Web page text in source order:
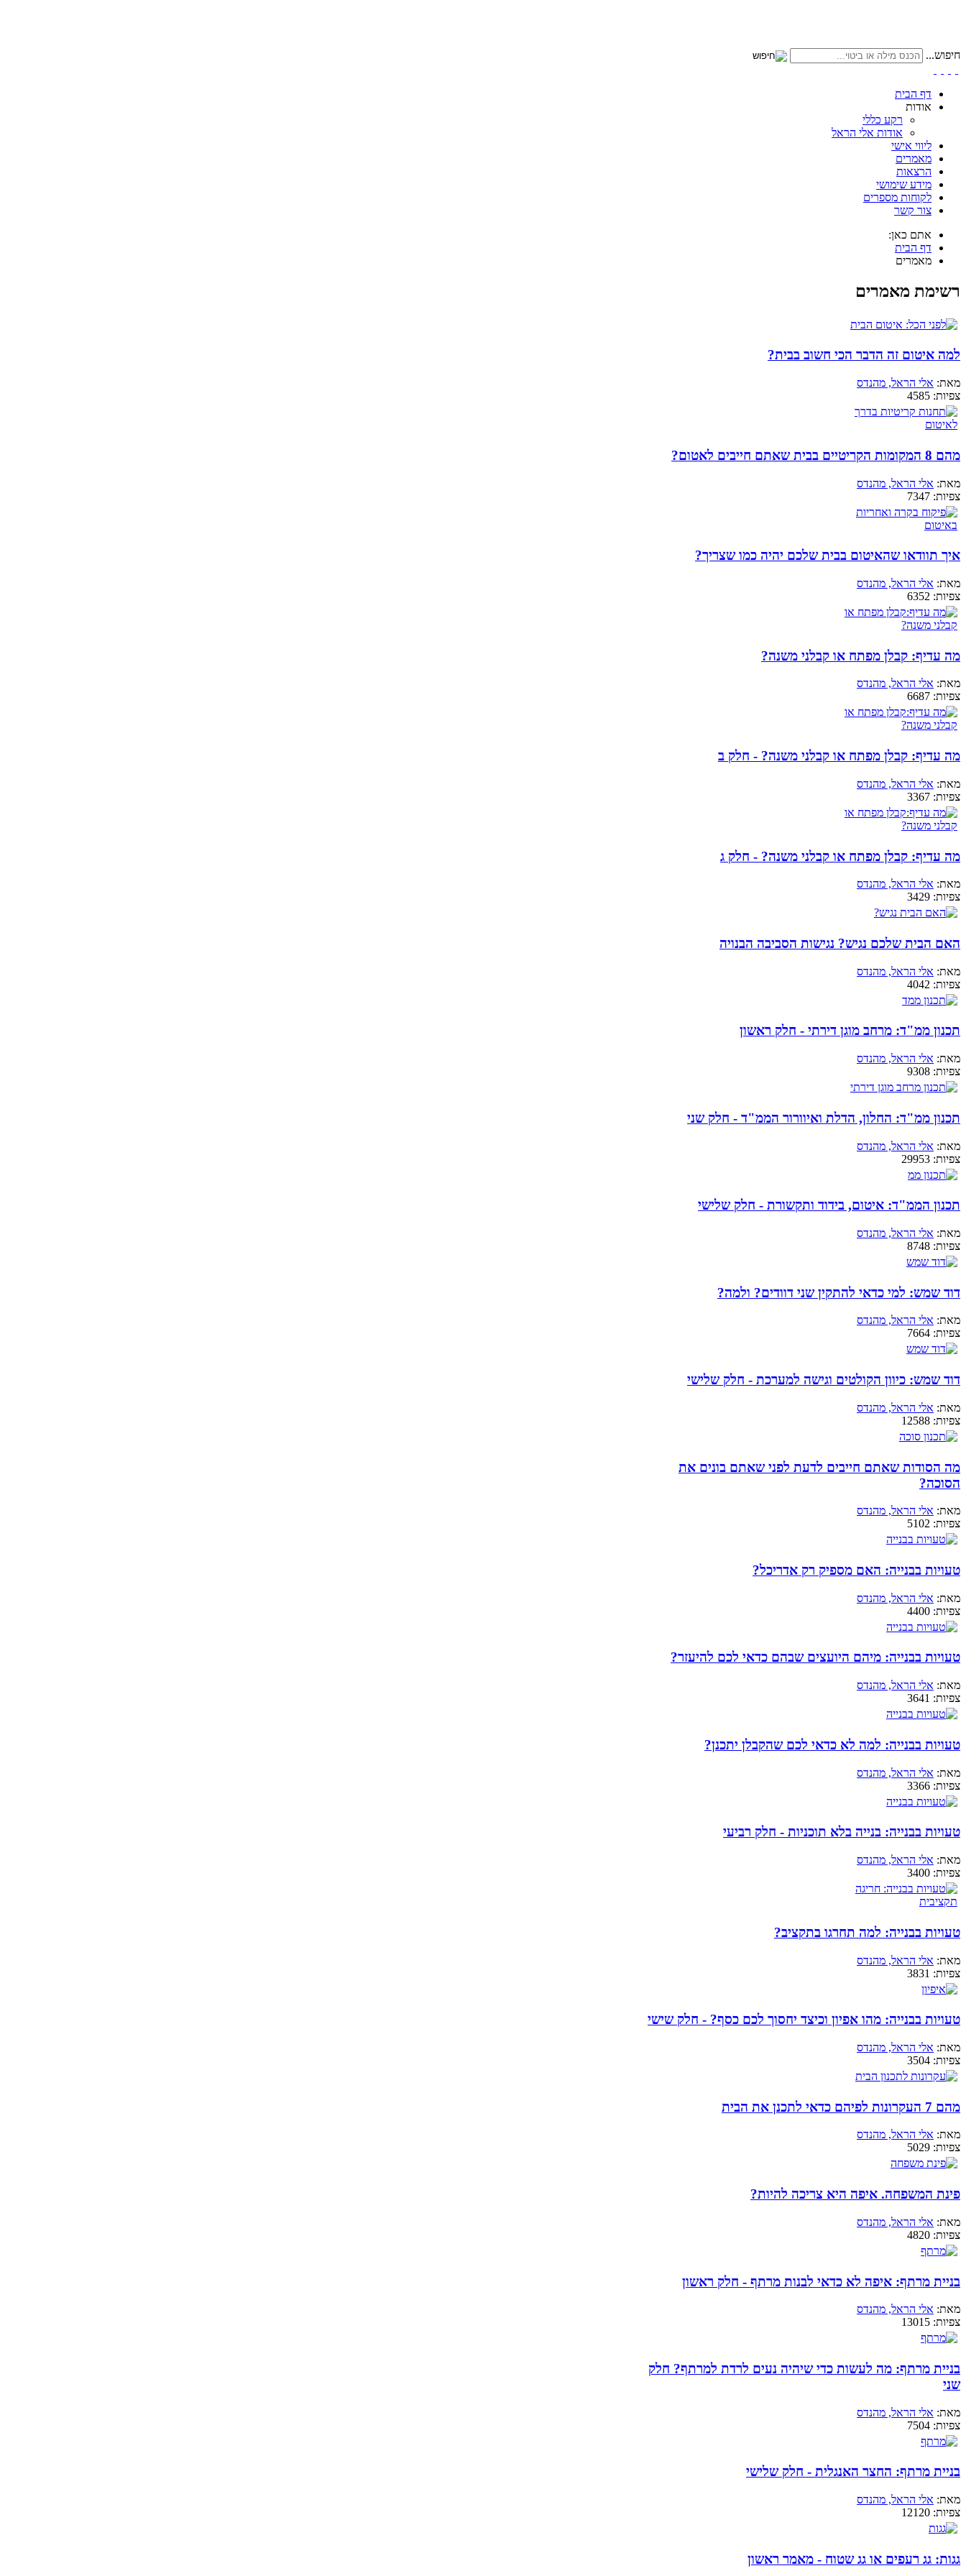
חיפוש...
דף הבית
אודות
רקע כללי
אודות אלי הראל
ליווי אישי
מאמרים
הרצאות
מידע שימושי
לקוחות מספרים
צור קשר
אתם כאן:
דף הבית
מאמרים
רשימת מאמרים
למה איטום זה הדבר הכי חשוב בבית?
מאת: אלי הראל, מהנדס
צפיות: 4585
מהם 8 המקומות הקריטיים בבית שאתם חייבים לאטום?
מאת: אלי הראל, מהנדס
צפיות: 7347
איך תוודאו שהאיטום בבית שלכם יהיה כמו שצריך?
מאת: אלי הראל, מהנדס
צפיות: 6352
מה עדיף: קבלן מפתח או קבלני משנה?
מאת: אלי הראל, מהנדס
צפיות: 6687
מה עדיף: קבלן מפתח או קבלני משנה? - חלק ב
מאת: אלי הראל, מהנדס
צפיות: 3367
מה עדיף: קבלן מפתח או קבלני משנה? - חלק ג
מאת: אלי הראל, מהנדס
צפיות: 3429
האם הבית שלכם נגיש? נגישות הסביבה הבנויה
מאת: אלי הראל, מהנדס
צפיות: 4042
תכנון ממ"ד: מרחב מוגן דירתי - חלק ראשון
מאת: אלי הראל, מהנדס
צפיות: 9308
תכנון ממ"ד: החלון, הדלת ואיוורור הממ"ד - חלק שני
מאת: אלי הראל, מהנדס
צפיות: 29953
תכנון הממ"ד: איטום, בידוד ותקשורת - חלק שלישי
מאת: אלי הראל, מהנדס
צפיות: 8748
דוד שמש: למי כדאי להתקין שני דוודים? ולמה?
מאת: אלי הראל, מהנדס
צפיות: 7664
דוד שמש: כיוון הקולטים וגישה למערכת - חלק שלישי
מאת: אלי הראל, מהנדס
צפיות: 12588
מה הסודות שאתם חייבים לדעת לפני שאתם בונים את
הסוכה?
מאת: אלי הראל, מהנדס
צפיות: 5102
טעויות בבנייה: האם מספיק רק אדריכל?
מאת: אלי הראל, מהנדס
צפיות: 4400
טעויות בבנייה: מיהם היועצים שבהם כדאי לכם להיעזר?
מאת: אלי הראל, מהנדס
צפיות: 3641
טעויות בבנייה: למה לא כדאי לכם שהקבלן יתכנן?
מאת: אלי הראל, מהנדס
צפיות: 3366
טעויות בבנייה: בנייה בלא תוכניות - חלק רביעי
מאת: אלי הראל, מהנדס
צפיות: 3400
טעויות בבנייה: למה תחרגו בתקציב?
מאת: אלי הראל, מהנדס
צפיות: 3831
טעויות בבנייה: מהו אפיון וכיצד יחסוך לכם כסף? - חלק שישי
מאת: אלי הראל, מהנדס
צפיות: 3504
מהם 7 העקרונות לפיהם כדאי לתכנן את הבית
מאת: אלי הראל, מהנדס
צפיות: 5029
פינת המשפחה. איפה היא צריכה להיות?
מאת: אלי הראל, מהנדס
צפיות: 4820
בניית מרתף: איפה לא כדאי לבנות מרתף - חלק ראשון
מאת: אלי הראל, מהנדס
צפיות: 13015
בניית מרתף: מה לעשות כדי שיהיה נעים לרדת למרתף? חלק
שני
מאת: אלי הראל, מהנדס
צפיות: 7504
בניית מרתף: החצר האנגלית - חלק שלישי
מאת: אלי הראל, מהנדס
צפיות: 12120
גגות: גג רעפים או גג שטוח - מאמר ראשון